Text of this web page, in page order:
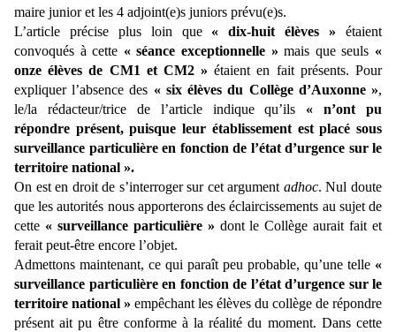
maire junior et les 4 adjoint(e)s juniors prévu(e)s.
L’article précise plus loin que « dix-huit élèves » étaient
convoqués à cette « séance exceptionnelle » mais que seuls «
onze élèves de CM1 et CM2 » étaient en fait présents. Pour
expliquer l’absence des « six élèves du Collège d’Auxonne »,
le/la rédacteur/trice de l’article indique qu’ils « n’ont pu
répondre présent, puisque leur établissement est placé sous
surveillance particulière en fonction de l’état d’urgence sur le
territoire national ».
On est en droit de s’interroger sur cet argument adhoc. Nul doute
que les autorités nous apporterons des éclaircissements au sujet de
cette « surveillance particulière » dont le Collège aurait fait et
ferait peut-être encore l’objet.
Admettons maintenant, ce qui paraît peu probable, qu’une telle «
surveillance particulière en fonction de l’état d’urgence sur le
territoire national » empêchant les élèves du collège de répondre
présent ait pu être conforme à la réalité du moment. Dans cette